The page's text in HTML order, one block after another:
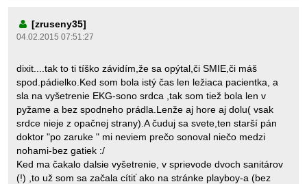
[zruseny35]
04.02.2015 07:51:27
dixit....tak to ti tíško závidím,že sa opýtal,či SMIE,či máš
spod.pádielko.Ked som bola istý čas len ležiaca pacientka, a
sla na vyšetrenie EKG-sono srdca ,tak som tiež bola len v
pyžame a bez spodneho prádla.Lenže aj hore aj dolu( vsak
srdce nieje z opačnej strany).A čuduj sa svete,ten starší pán
doktor "po zaruke " mi neviem prečo sonoval niečo medzi
nohami-bez gatiek :/
Ked ma čakalo dalsie vyšetrenie, v sprievode dvoch sanitárov
(!) ,to už som sa začala cítiť ako na stránke playboy-a (bez